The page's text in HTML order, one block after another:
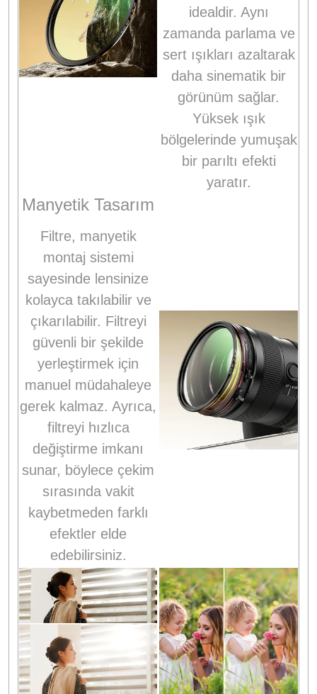
idealdir. Aynı
zamanda parlama ve
sert ışıkları azaltarak
daha sinematik bir
görünüm sağlar.
Yüksek ışık
bölgelerinde yumuşak
bir parıltı efekti
yaratır.
Manyetik Tasarım
Filtre, manyetik
montaj sistemi
sayesinde lensinize
kolayca takılabilir ve
çıkarılabilir. Filtreyi
güvenli bir şekilde
yerleştirmek için
manuel müdahaleye
gerek kalmaz. Ayrıca,
filtreyi hızlıca
değiştirme imkanı
sunar, böylece çekim
sırasında vakit
kaybetmeden farklı
efektler elde
edebilirsiniz.